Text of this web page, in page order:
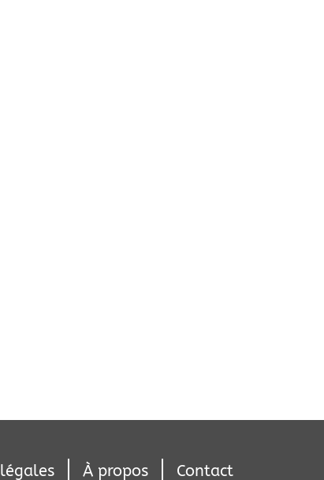
À propos Contact